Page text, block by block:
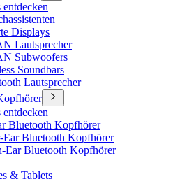
entdecken
Displays
Lautsprecher
Subwoofers
Soundbars
Lautsprecher
entdecken
Bluetooth Kopfhörer
Ear Bluetooth Kopfhörer
Ear Bluetooth Kopfhörer
& Tablets